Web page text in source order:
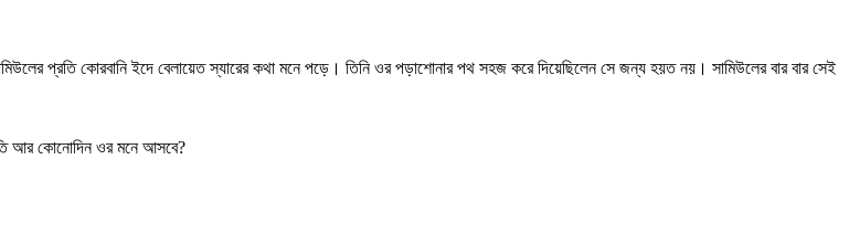
প্রতি কোরবানি ইদে বেলায়েত স্যারের কথা মনে পড়ে। তিনি ওর পড়াশোনার পথ সহজ করে দিয়েছিলেন সে জন্য হয়ত নয়। সামিউলের বার বার সেই
আর কোনোদিন ওর মনে আসবে?